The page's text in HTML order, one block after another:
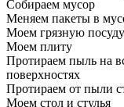
Собираем мусор
Меняем пакеты в
Моем грязную
Моем плиту
Протираем пыль на
поверхностях
Протираем от пыли
Моем стол и стулья